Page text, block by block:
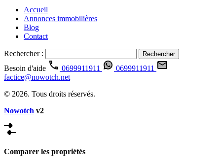
Accueil
Annonces immobilières
Blog
Contact
Rechercher :
Besoin d'aide
0699911911
0699911911
factice@nowotch.net
© 2026. Tous droits réservés.
Nowotch v2
Comparer les propriétés